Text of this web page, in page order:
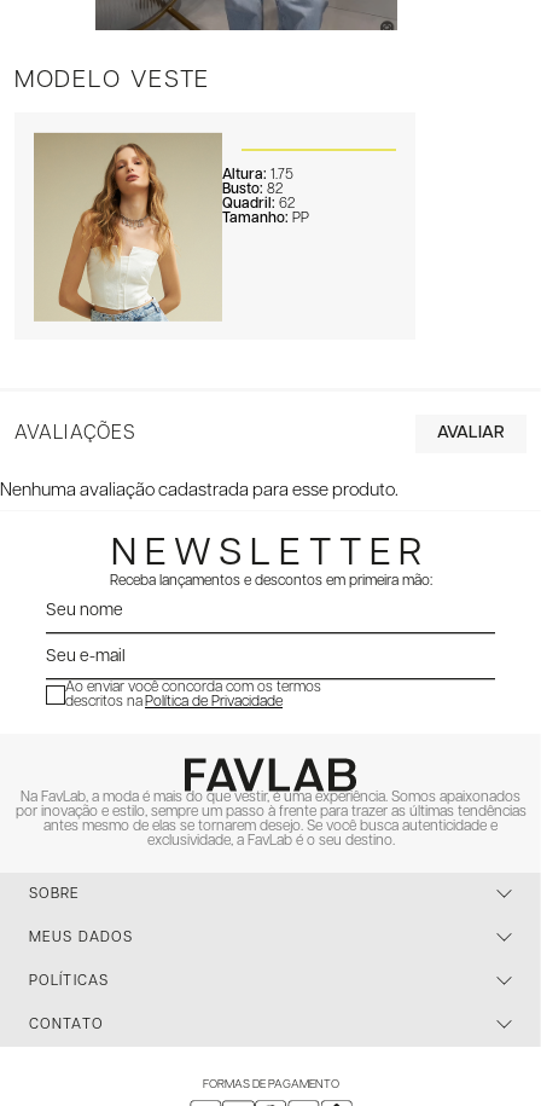
MODELO VESTE
Altura: 1.75
Busto: 82
Quadril: 62
Tamanho: PP
AVALIAÇÕES
Nenhuma avaliação cadastrada para esse produto.
NEWSLETTER
Receba lançamentos e descontos em primeira mão:
Ao enviar você concorda com os termos
descritos na Política de Privacidade
Na FavLab, a moda é mais do que vestir, é uma experiência. Somos apaixonados
por inovação e estilo, sempre um passo à frente para trazer as últimas tendências
antes mesmo de elas se tornarem desejo. Se você busca autenticidade e
exclusividade, a FavLab é o seu destino.
SOBRE
MEUS DADOS
POLÍTICAS
CONTATO
FORMAS DE PAGAMENTO